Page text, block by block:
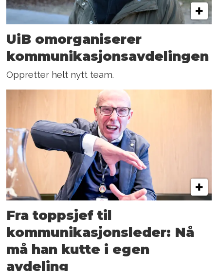
UiB omorganiserer
kommunikasjonsavdelingen
Oppretter helt nytt team.
Fra toppsjef til
kommunikasjonsleder: Nå
må han kutte i egen
avdeling